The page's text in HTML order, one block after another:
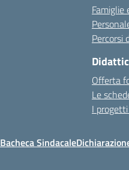
Famiglie
Percorsi
Offerta
Le
I
Bacheca Sindacale